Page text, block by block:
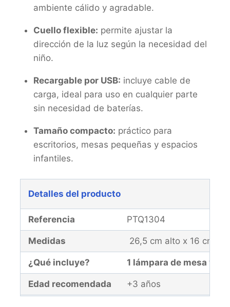
ambiente cálido y agradable.
Cuello flexible: permite ajustar la
dirección de la luz según la necesidad del
niño.
Recargable por USB: incluye cable de
carga, ideal para uso en cualquier parte
sin necesidad de baterías.
Tamaño compacto: práctico para
escritorios, mesas pequeñas y espacios
infantiles.
Detalles del producto
Referencia PTQ1304
Medidas 26,5 cm alto x 16 cm
¿Qué incluye? 1 lámpara de mesa y 1
Edad recomendada +3 años